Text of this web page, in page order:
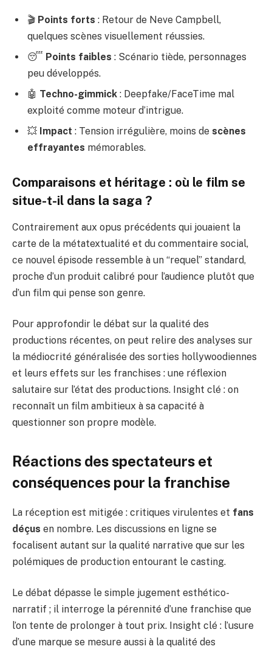
🎬 Points forts : Retour de Neve Campbell,
quelques scènes visuellement réussies.
😴 Points faibles : Scénario tiède, personnages
peu développés.
🤖 Techno-gimmick : Deepfake/FaceTime mal
exploité comme moteur d’intrigue.
💥 Impact : Tension irrégulière, moins de scènes
effrayantes mémorables.
Comparaisons et héritage : où le film se
situe-t-il dans la saga ?
Contrairement aux opus précédents qui jouaient la
carte de la métatextualité et du commentaire social,
ce nouvel épisode ressemble à un “requel” standard,
proche d’un produit calibré pour l’audience plutôt que
d’un film qui pense son genre.
Pour approfondir le débat sur la qualité des
productions récentes, on peut relire des analyses sur
la médiocrité généralisée des sorties hollywoodiennes
et leurs effets sur les franchises : une réflexion
salutaire sur l’état des productions. Insight clé : on
reconnaît un film ambitieux à sa capacité à
questionner son propre modèle.
Réactions des spectateurs et
conséquences pour la franchise
La réception est mitigée : critiques virulentes et fans
déçus en nombre. Les discussions en ligne se
focalisent autant sur la qualité narrative que sur les
polémiques de production entourant le casting.
Le débat dépasse le simple jugement esthético-
narratif ; il interroge la pérennité d’une franchise que
l’on tente de prolonger à tout prix. Insight clé : l’usure
d’une marque se mesure aussi à la qualité des